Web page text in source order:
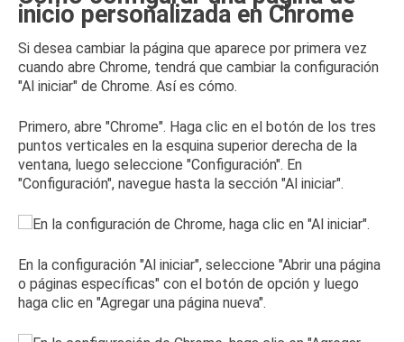
inicio personalizada en Chrome
Si desea cambiar la página que aparece por primera vez
cuando abre Chrome, tendrá que cambiar la configuración
"Al iniciar" de Chrome. Así es cómo.
Primero, abre "Chrome". Haga clic en el botón de los tres
puntos verticales en la esquina superior derecha de la
ventana, luego seleccione "Configuración". En
"Configuración", navegue hasta la sección "Al iniciar".
En la configuración "Al iniciar", seleccione "Abrir una página
o páginas específicas" con el botón de opción y luego
haga clic en "Agregar una página nueva".